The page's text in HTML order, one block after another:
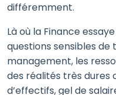
différemment.
Là où la Finance
questions sensibles
management, les
des réalités très dures
d’effectifs, gel de